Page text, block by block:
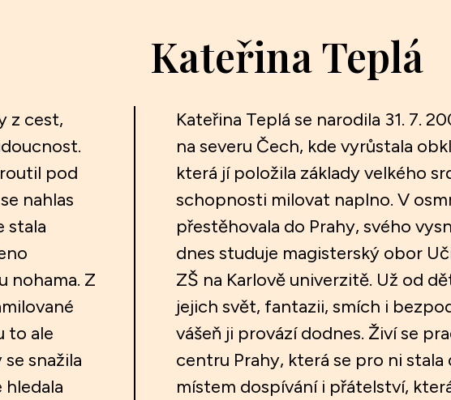
Kateřina Teplá
z cest,
pod
nahlas
stala
nohama. Z
to ale
snažila
Kateřina Teplá se narodila 31. 7.
na severu Čech, kde vyrůstala
která jí položila základy velkého
schopnosti milovat naplno. V
přestěhovala do Prahy, svého
dnes studuje magisterský obor
ZŠ na Karlově univerzitě. Už od
jejich svět, fantazii, smích i
vášeň ji provází dodnes. Živí se
centru Prahy, která se pro ni
místem dospívání i přátelství,